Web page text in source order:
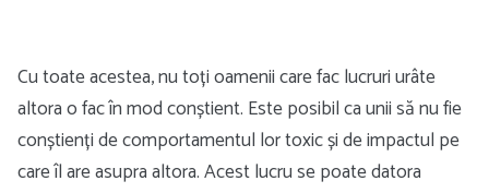
Cu toate acestea, nu toți oamenii care fac lucruri urâte
altora o fac în mod conștient. Este posibil ca unii să nu fie
conștienți de comportamentul lor toxic și de impactul pe
care îl are asupra altora. Acest lucru se poate datora